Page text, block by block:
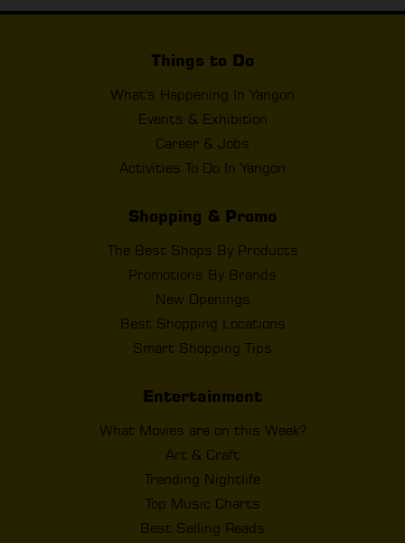
Things to Do
What's Happening In Yangon
Events & Exhibition
Career & Jobs
Activities To Do In Yangon
Shopping & Promo
The Best Shops By Products
Promotions By Brands
New Openings
Best Shopping Locations
Smart Shopping Tips
Entertainment
What Movies are on this Week?
Art & Craft
Trending Nightlife
Top Music Charts
Best Selling Reads